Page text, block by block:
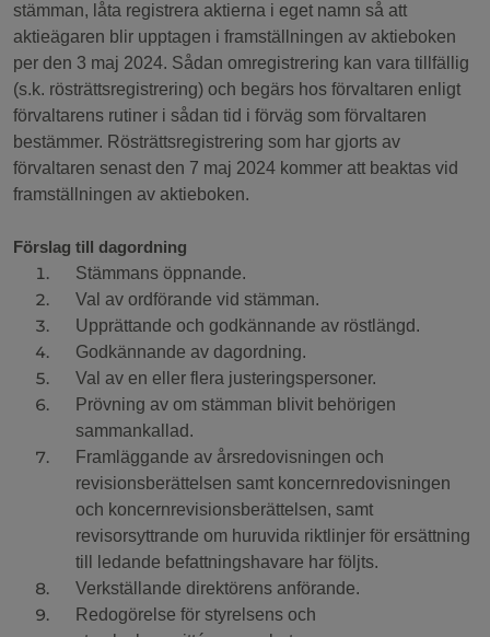
stämman, låta registrera aktierna i eget namn så att
aktieägaren blir upptagen i framställningen av aktieboken
per den 3 maj 2024. Sådan omregistrering kan vara tillfällig
(s.k. rösträttsregistrering) och begärs hos förvaltaren enligt
förvaltarens rutiner i sådan tid i förväg som förvaltaren
bestämmer. Rösträttsregistrering som har gjorts av
förvaltaren senast den 7 maj 2024 kommer att beaktas vid
framställningen av aktieboken.
Förslag till dagordning
Stämmans öppnande.
Val av ordförande vid stämman.
Upprättande och godkännande av röstlängd.
Godkännande av dagordning.
Val av en eller flera justeringspersoner.
Prövning av om stämman blivit behörigen
sammankallad.
Framläggande av årsredovisningen och
revisionsberättelsen samt koncernredovisningen
och koncernrevisionsberättelsen, samt
revisorsyttrande om huruvida riktlinjer för ersättning
till ledande befattningshavare har följts.
Verkställande direktörens anförande.
Redogörelse för styrelsens och